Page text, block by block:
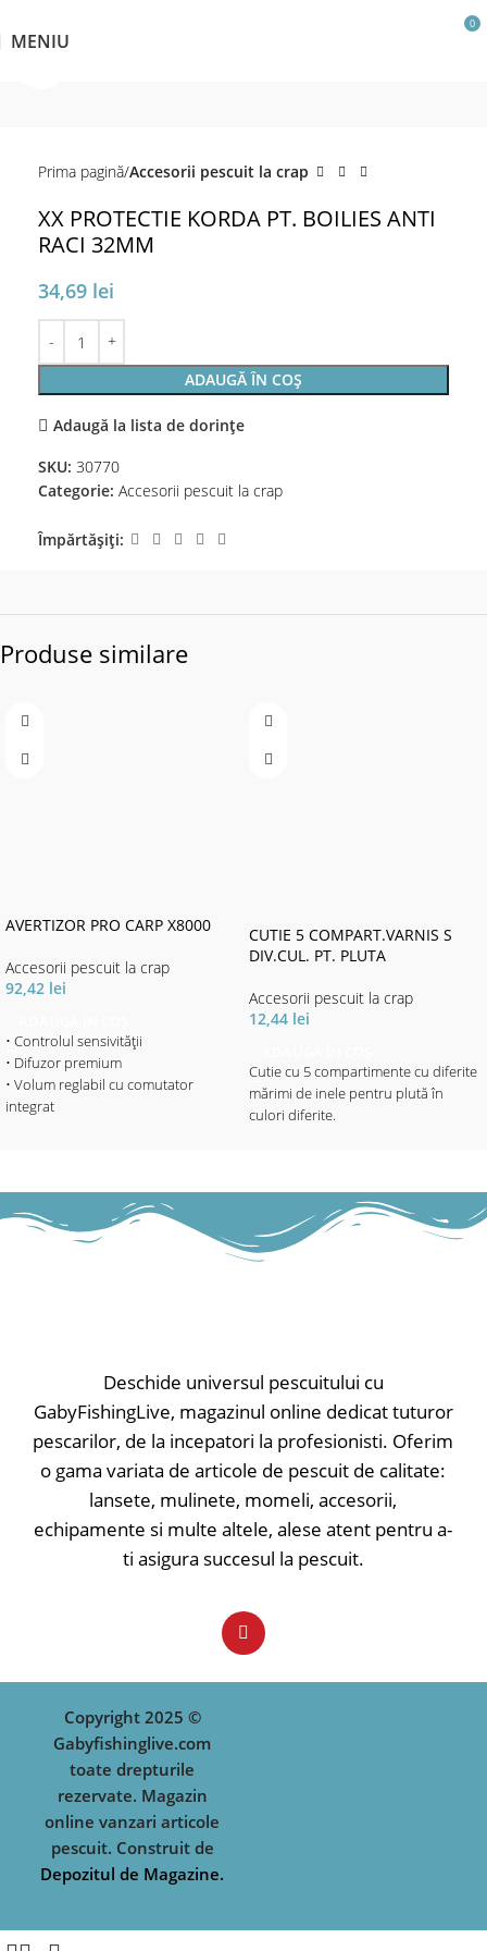
MENIU
0
Prima pagină Accesorii pescuit la crap
XX PROTECTIE KORDA PT. BOILIES ANTI
RACI 32MM
34,69 lei
ADAUGĂ ÎN COȘ
Adaugă la lista de dorințe
SKU: 30770
Categorie: Accesorii pescuit la crap
Împărtășiți:
Produse similare
AVERTIZOR PRO CARP X8000
Accesorii pescuit la crap
92,42 lei
• Controlul sensivității
• Difuzor premium
• Volum reglabil cu comutator
integrat
indicator de interval de trăsătură și
indicator de putere / 20sec. Amurg
• Bară de LED ca afișaj interval
• Compartimentul bateriei separat
• Alimentare cu baterie de 9V
CUTIE 5 COMPART.VARNIS S
DIV.CUL. PT. PLUTA
Accesorii pescuit la crap
12,44 lei
Cutie cu 5 compartimente cu diferite
mărimi de inele pentru plută în
culori diferite.
Deschide universul pescuitului cu
GabyFishingLive, magazinul online dedicat tuturor
pescarilor, de la incepatori la profesionisti. Oferim
o gama variata de articole de pescuit de calitate:
lansete, mulinete, momeli, accesorii,
echipamente si multe altele, alese atent pentru a-
ti asigura succesul la pescuit.
Copyright 2025 ©
Gabyfishinglive.com
toate drepturile
rezervate. Magazin
online vanzari articole
pescuit. Construit de
Depozitul de Magazine.